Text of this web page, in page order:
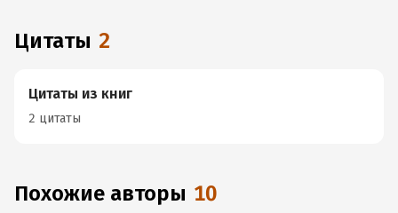
Цитаты 2
Цитаты из книг
2 цитаты
Похожие авторы 10